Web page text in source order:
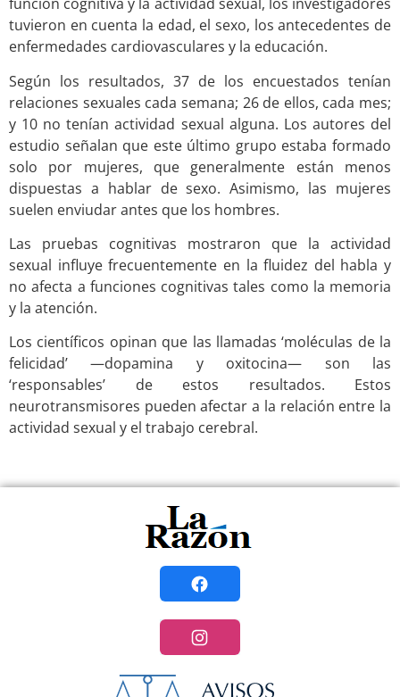
tuvieron en cuenta la edad, el sexo, los antecedentes de
enfermedades cardiovasculares y la educación.
Según los resultados, 37 de los encuestados tenían
relaciones sexuales cada semana; 26 de ellos, cada mes;
y 10 no tenían actividad sexual alguna. Los autores del
estudio señalan que este último grupo estaba formado
solo por mujeres, que generalmente están menos
dispuestas a hablar de sexo. Asimismo, las mujeres
suelen enviudar antes que los hombres.
Las pruebas cognitivas mostraron que la actividad
sexual influye frecuentemente en la fluidez del habla y
no afecta a funciones cognitivas tales como la memoria
y la atención.
Los científicos opinan que las llamadas ‘moléculas de la
felicidad’ —dopamina y oxitocina— son las
‘responsables’ de estos resultados. Estos
neurotransmisores pueden afectar a la relación entre la
actividad sexual y el trabajo cerebral.